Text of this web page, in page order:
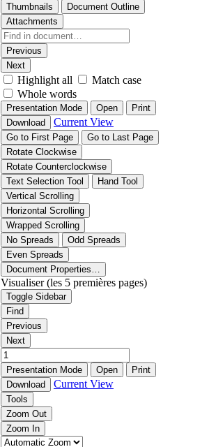
Thumbnails
Document Outline
Attachments
Previous
Next
Highlight all
Match case
Whole words
Presentation Mode Open
Print
Download
Current View
Go to First Page
Go to Last Page
Rotate Clockwise
Rotate Counterclockwise
Text Selection Tool
Hand Tool
Vertical Scrolling
Horizontal Scrolling
Wrapped Scrolling
No Spreads
Odd Spreads
Even Spreads
Document Properties…
Visualiser (les 5 premières pages)
Toggle Sidebar
Find
Previous
Next
Presentation Mode Open
Print
Download
Current View
Tools
Zoom Out
Zoom In